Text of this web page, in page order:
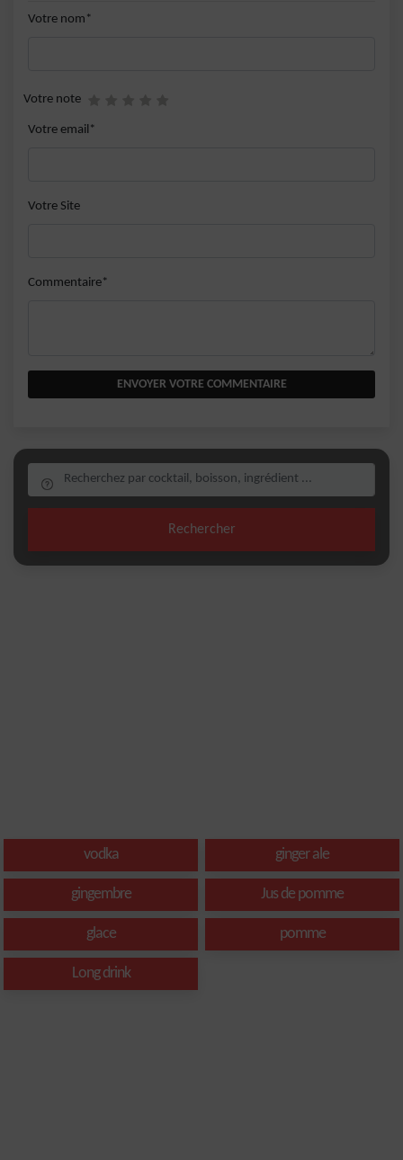
Votre nom*
Votre note
Votre email*
Votre Site
Commentaire*
ENVOYER VOTRE COMMENTAIRE
Rechercher
vodka ginger ale
gingembre Jus de pomme
glace pomme
Long drink